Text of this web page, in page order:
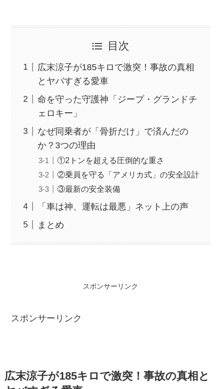
目次
広末涼子が185キロで激突！事故の真相
とヤバすぎる愛車
命を守った守護神「ジープ・グランドチ
ェロキー」
なぜ同乗者が「骨折だけ」で済んだの
か？3つの理由
①2トンを超える圧倒的な重さ
②乗員を守る「アメリカ式」の安全設計
③最新の安全装備
「車は神、運転は最悪」ネット上の声
まとめ
スポンサーリンク
スポンサーリンク
広末涼子が185キロで激突！事故の真相と